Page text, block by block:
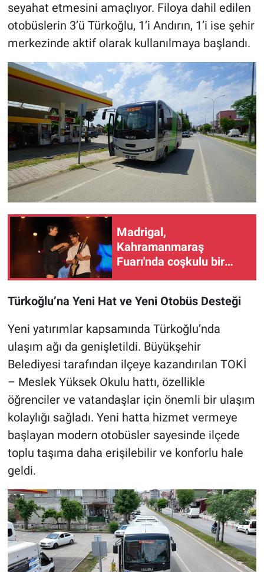
seyahat etmesini amaçlıyor. Filoya dahil edilen
otobüslerin 3’ü Türkoğlu, 1’i Andırın, 1’i ise şehir
merkezinde aktif olarak kullanılmaya başlandı.
Madrigal,
Kahramanmaraş
Fuarı'nda coşkulu bir
Türkoğlu’na Yeni Hat ve Yeni Otobüs Desteği
Yeni yatırımlar kapsamında Türkoğlu’nda
ulaşım ağı da genişletildi. Büyükşehir
Belediyesi tarafından ilçeye kazandırılan TOKİ
– Meslek Yüksek Okulu hattı, özellikle
öğrenciler ve vatandaşlar için önemli bir ulaşım
kolaylığı sağladı. Yeni hatta hizmet vermeye
başlayan modern otobüsler sayesinde ilçede
toplu taşıma daha erişilebilir ve konforlu hale
geldi.